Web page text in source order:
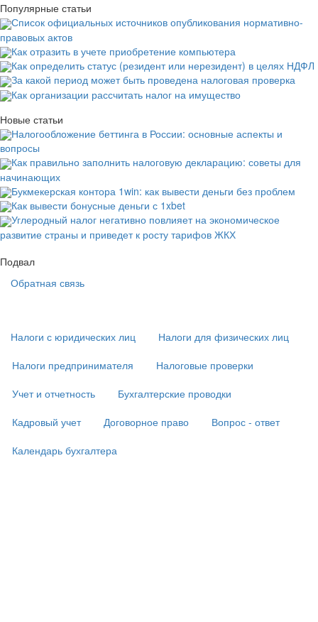
Популярные статьи
Список официальных источников опубликования нормативно-
правовых актов
Как отразить в учете приобретение компьютера
Как определить статус (резидент или нерезидент) в целях НДФЛ
За какой период может быть проведена налоговая проверка
Как организации рассчитать налог на имущество
Новые статьи
Налогообложение беттинга в России: основные аспекты и
вопросы
Как правильно заполнить налоговую декларацию: советы для
начинающих
Букмекерская контора 1win: как вывести деньги без проблем
Как вывести бонусные деньги с 1xbet
Углеродный налог негативно повлияет на экономическое
развитие страны и приведет к росту тарифов ЖКХ
Подвал
Обратная связь
подвале)
Налоги с юридических лиц
Налоги для физических лиц
Налоги предпринимателя
Налоговые проверки
Учет и отчетность
Бухгалтерские проводки
Кадровый учет
Договорное право
Вопрос - ответ
Календарь бухгалтера